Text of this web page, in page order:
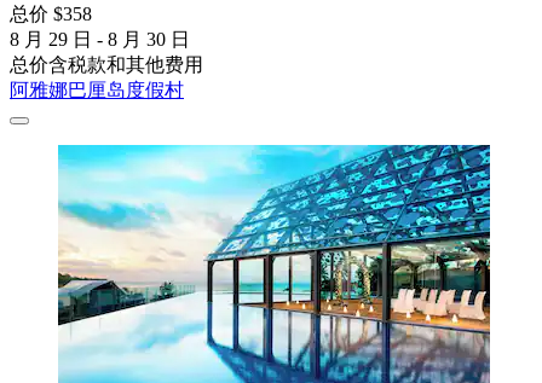
总价 $358
8 月 29 日 - 8 月 30 日
总价含税款和其他费用
阿雅娜巴厘岛度假村